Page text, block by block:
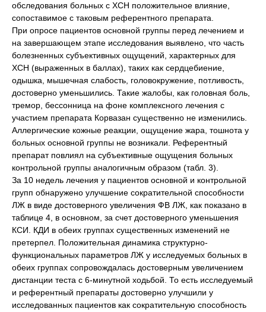
обследования больных с ХСН положительное влияние,
сопоставимое с таковым референтного препарата.
При опросе пациентов основной группы перед лечением и
на завершающем этапе исследования выявлено, что часть
болезненных субъективных ощущений, характерных для
ХСН (выраженных в баллах), таких как сердцебиение,
одышка, мышечная слабость, головокружение, потливость,
достоверно уменьшились. Такие жалобы, как головная боль,
тремор, бессонница на фоне комплексного лечения с
участием препарата Корвазан существенно не изменились.
Аллергические кожные реакции, ощущение жара, тошнота у
больных основной группы не возникали. Референтный
препарат повлиял на субъективные ощущения больных
контрольной группы аналогичным образом (табл. 3).
За 10 недель лечения у пациентов основной и контрольной
групп обнаружено улучшение сократительной способности
ЛЖ в виде достоверного увеличения ФВ ЛЖ, как показано в
таблице 4, в основном, за счет достоверного уменьшения
КСИ. КДИ в обеих группах существенных изменений не
претерпел. Положительная динамика структурно-
функциональных параметров ЛЖ у исследуемых больных в
обеих группах сопровождалась достоверным увеличением
дистанции теста с 6-минутной ходьбой. То есть исследуемый
и референтный препараты достоверно улучшили у
исследованных пациентов как сократительную способность